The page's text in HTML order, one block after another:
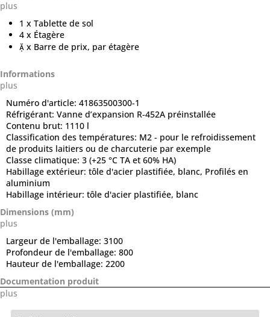
plus
1 x Tablette de sol
4 x Étagère
 x Barre de prix, par étagère
Informations
plus
Numéro d'article: 41863500300-1
Réfrigérant: Vanne d’expansion R-452A préinstallée
Contenu brut: 1110 l
Classification des températures: M2 - pour le refroidissement
de produits laitiers ou de charcuterie par exemple
Classe climatique: 3 (+25 °C TA et 60% HA)
Habillage extérieur: tôle d'acier plastifiée, blanc, Profilés en
aluminium
Habillage intérieur: tôle d'acier plastifiée, blanc
Dimensions (mm)
plus
Largeur de l'emballage: 3100
Profondeur de l'emballage: 800
Hauteur de l'emballage: 2200
Documentation produit
plus